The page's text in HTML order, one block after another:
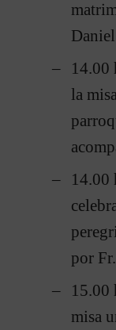
14.00
la
14.00
por
15.00
misa